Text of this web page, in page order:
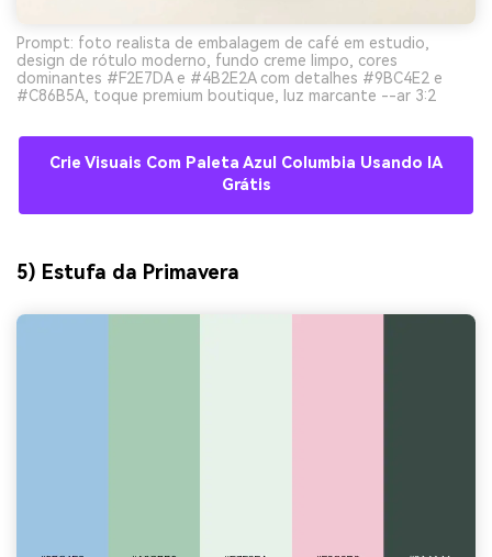
Prompt: foto realista de embalagem de café em estudio,
design de rótulo moderno, fundo creme limpo, cores
dominantes #F2E7DA e #4B2E2A com detalhes #9BC4E2 e
#C86B5A, toque premium boutique, luz marcante --ar 3:2
Crie Visuais Com Paleta Azul Columbia Usando IA
Grátis
5) Estufa da Primavera